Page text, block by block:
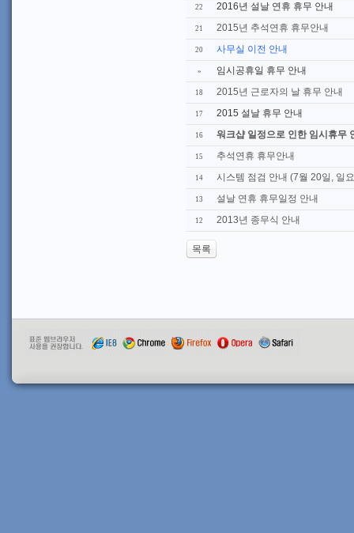
22 2016년 설날 연휴 휴무 안내
21 2015년 추석연휴 휴무안내
20 사무실 이전 안내
» 임시공휴일 휴무 안내
18 2015년 근로자의 날 휴무 안내
17 2015 설날 휴무 안내
16 워크샵 일정으로 인한 임시휴무
15 추석연휴 휴무안내
14 시스템 점검 안내 (7월 20일, 일
13 설날 연휴 휴무일정 안내
12 2013년 종무식 안내
목록